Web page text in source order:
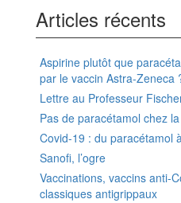
Articles récents
Aspirine plutôt que
par le vaccin Astra-Zeneca
Lettre au Professeur
Pas de paracétamol chez
Covid-19 : du paracétamol
Sanofi, l’ogre
Vaccinations, vaccins anti-
classiques antigrippaux